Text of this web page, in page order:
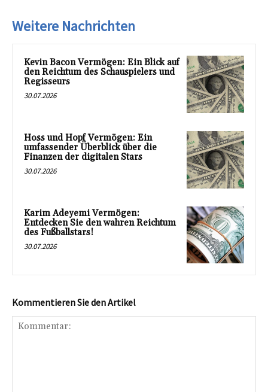
Weitere Nachrichten
Kevin Bacon Vermögen: Ein Blick auf
den Reichtum des Schauspielers und
Regisseurs
30.07.2026
Hoss und Hopf Vermögen: Ein
umfassender Überblick über die
Finanzen der digitalen Stars
30.07.2026
Karim Adeyemi Vermögen:
Entdecken Sie den wahren Reichtum
des Fußballstars!
30.07.2026
Kommentieren Sie den Artikel